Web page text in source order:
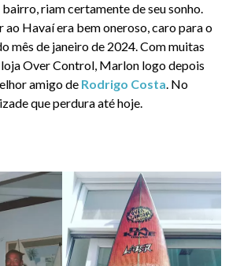
riam certamente de seu sonho.
ao Havaí era bem oneroso, caro para o
mês de janeiro de 2024. Com muitas
Over Control, Marlon logo depois
amigo de Rodrigo Costa. No
que perdura até hoje.